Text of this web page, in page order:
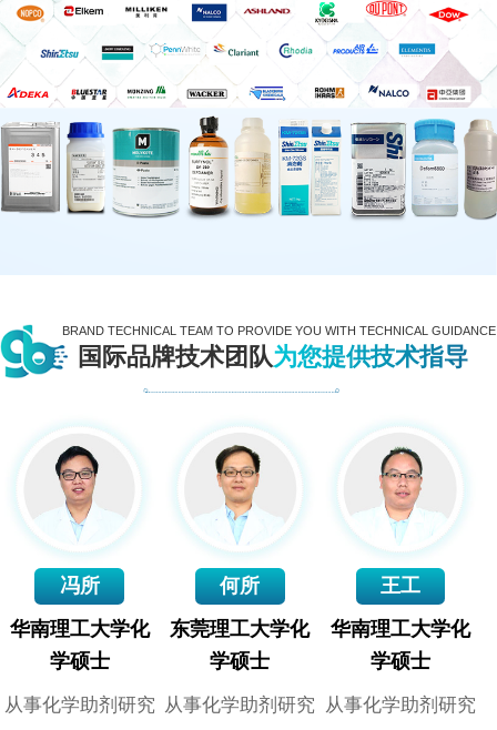
BRAND TECHNICAL TEAM TO PROVIDE YOU WITH TECHNICAL GUIDANCE
国际品牌技术团队为您提供技术指导
冯所
华南理工大学化
学硕士
从事化学助剂研究
何所
东莞理工大学化
学硕士
从事化学助剂研究
王工
华南理工大学化
学硕士
从事化学助剂研究